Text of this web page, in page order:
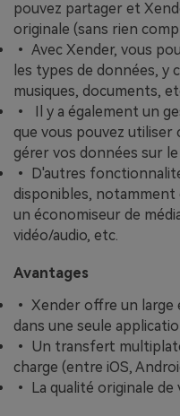
pouvez partager et
originale (sans rien
• Avec Xender, vous
les types de données, y
musiques, documents,
• Il y a également un
que vous pouvez
gérer vos données sur
• D'autres
disponibles, notamment
un économiseur de
vidéo/audio, etc.
Avantages
• Xender offre un
dans une seule
• Un transfert
charge (entre iOS,
• La qualité originale